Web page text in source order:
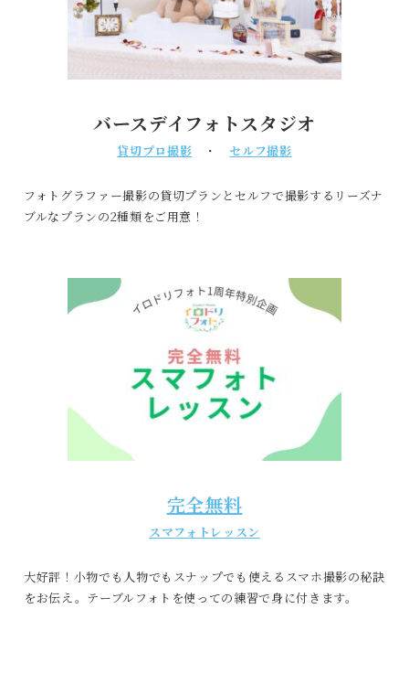
バースデイフォトスタジオ
貸切プロ撮影 ・ セルフ撮影
フォトグラファー撮影の貸切プランとセルフで撮影するリーズナ
ブルなプランの2種類をご用意！
完全無料
スマフォトレッスン
大好評！小物でも人物でもスナップでも使えるスマホ撮影の秘訣
をお伝え。テーブルフォトを使っての練習で身に付きます。